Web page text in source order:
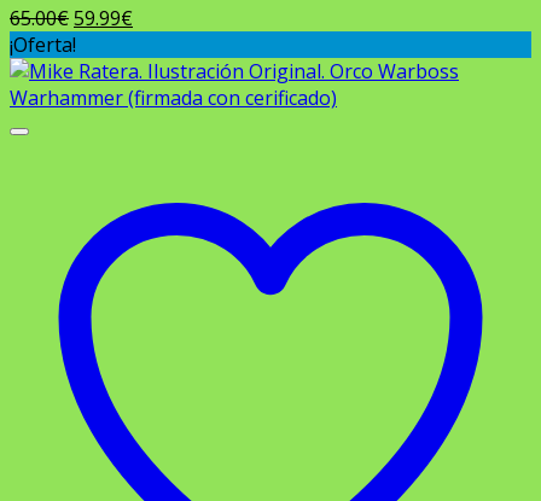
65.00€El
precio
original
era:
59.99€
actual
es:
¡Oferta!